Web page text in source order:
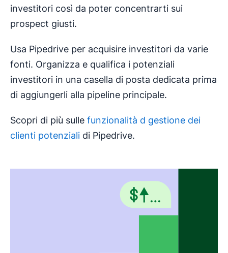
investitori così da poter concentrarti sui
prospect giusti.
Usa Pipedrive per acquisire investitori da varie
fonti. Organizza e qualifica i potenziali
investitori in una casella di posta dedicata prima
di aggiungerli alla pipeline principale.
Scopri di più sulle funzionalità d gestione dei
clienti potenziali di Pipedrive.